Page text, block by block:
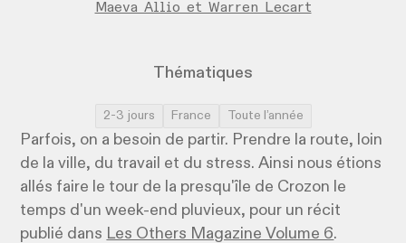
Maeva Allio et Warren Lecart
Thématiques
2-3 jours France Toute l’année
Parfois, on a besoin de partir. Prendre la route, loin
de la ville, du travail et du stress. Ainsi nous étions
allés faire le tour de la presqu'île de Crozon le
temps d'un week-end pluvieux, pour un récit
publié dans Les Others Magazine Volume 6.